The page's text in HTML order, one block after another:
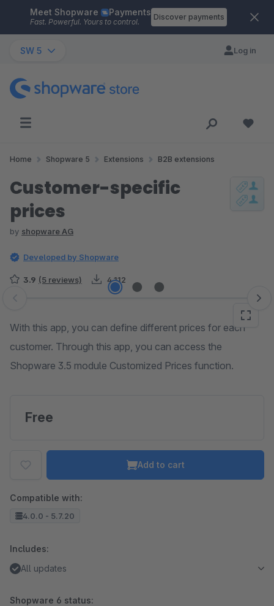
Skip to main content
Meet Shopware Payments
Fast. Powerful. Yours to control.
Discover payments
SW 5 Log in
Home Shopware 5 Extensions B2B extensions
Customer-specific
prices
by shopware AG
Developed by Shopware
3.9 (5 reviews) 4,112
Skip image gallery
With this app, you can define different prices for each
customer. Through this app, you can access the
Shopware 3.5 module Customized Prices function.
Free
Add to cart
Compatible with:
4.0.0 - 5.7.20
Includes:
All updates
Shopware 6 status: